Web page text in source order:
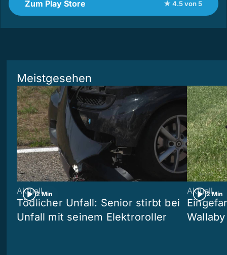
Zum Play Store ★ 4.5 von 5
Meistgesehen
2 Min
Aktuell
Tödlicher Unfall: Senior stirbt bei
Unfall mit seinem Elektroroller
2 Min
Aktuell